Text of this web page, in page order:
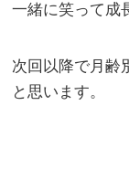
一緒に笑って成
次回以降で月齢
と思います。